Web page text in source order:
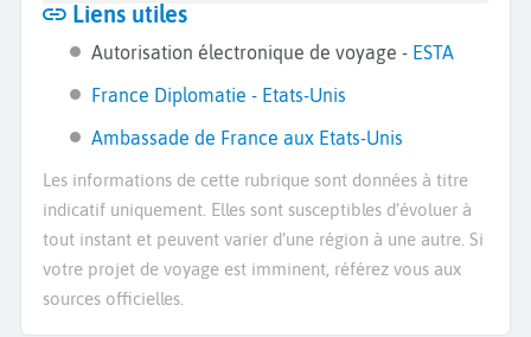
Liens utiles
Autorisation électronique de voyage - ESTA
France Diplomatie - Etats-Unis
Ambassade de France aux Etats-Unis
Les informations de cette rubrique sont données à titre
indicatif uniquement. Elles sont susceptibles d’évoluer à
tout instant et peuvent varier d’une région à une autre. Si
votre projet de voyage est imminent, référez vous aux
sources officielles.